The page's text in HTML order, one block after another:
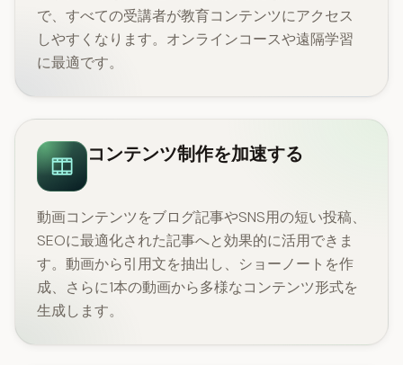
で、すべての受講者が教育コンテンツにアクセス
しやすくなります。オンラインコースや遠隔学習
に最適です。
コンテンツ制作を加速する
動画コンテンツをブログ記事やSNS用の短い投稿、
SEOに最適化された記事へと効果的に活用できま
す。動画から引用文を抽出し、ショーノートを作
成、さらに1本の動画から多様なコンテンツ形式を
生成します。